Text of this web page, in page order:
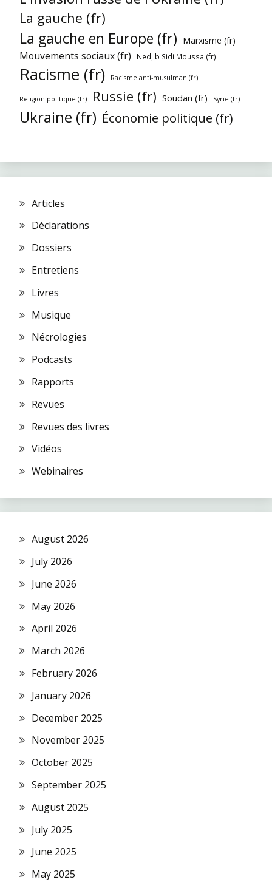
La gauche (fr)
La gauche en Europe (fr) Marxisme (fr)
Mouvements sociaux (fr) Nedjib Sidi Moussa (fr)
Racisme (fr) Racisme anti-musulman (fr)
Religion politique (fr) Russie (fr) Soudan (fr) Syrie (fr)
Ukraine (fr) Économie politique (fr)
Articles
Déclarations
Dossiers
Entretiens
Livres
Musique
Nécrologies
Podcasts
Rapports
Revues
Revues des livres
Vidéos
Webinaires
August 2026
July 2026
June 2026
May 2026
April 2026
March 2026
February 2026
January 2026
December 2025
November 2025
October 2025
September 2025
August 2025
July 2025
June 2025
May 2025